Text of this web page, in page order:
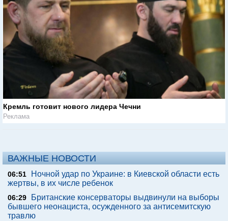
Кремль готовит нового лидера Чечни
Реклама
ВАЖНЫЕ НОВОСТИ
06:51
Ночной удар по Украине: в Киевской области есть
жертвы, в их числе ребенок
06:29
Британские консерваторы выдвинули на выборы
бывшего неонациста, осужденного за антисемитскую
травлю